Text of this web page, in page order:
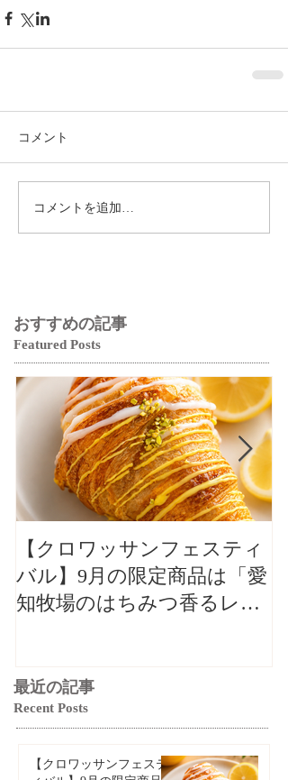
コメント
コメントを追加…
おすすめの記事
Featured Posts
【クロワッサンフェスティ
バル】9月の限定商品は「愛
知牧場のはちみつ香るレモ
最近の記事
Recent Posts
【クロワッサンフェステ